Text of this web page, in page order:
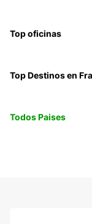
Top oficinas
Top Destinos en
Todos Paises